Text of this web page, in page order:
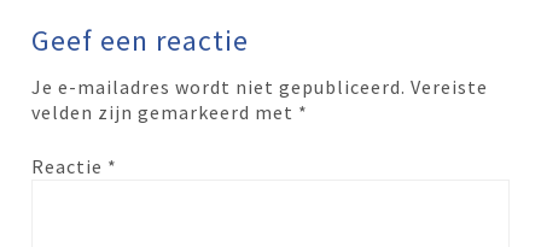
Geef een reactie
Je e-mailadres wordt niet gepubliceerd. Vereiste
velden zijn gemarkeerd met *
Reactie *